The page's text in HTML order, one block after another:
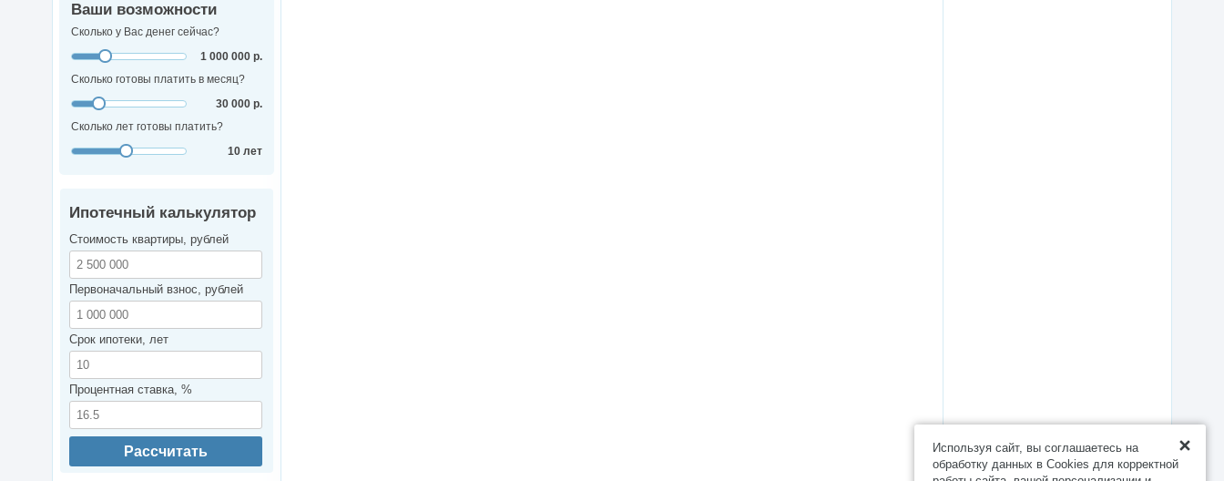
Ваши возможности
Сколько у Вас денег сейчас?
1 000 000 р.
Сколько готовы платить в месяц?
30 000 р.
Сколько лет готовы платить?
10 лет
Ипотечный калькулятор
Стоимость квартиры, рублей
Первоначальный взнос, рублей
Срок ипотеки, лет
Процентная ставка, %
Рассчитать
Используя сайт, вы соглашаетесь на
обработку данных в Cookies для корректной